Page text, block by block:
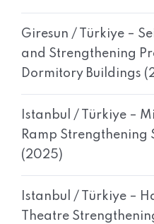
Giresun / Türkiye –
and Strengthening
Dormitory Buildings
Istanbul / Türkiye –
Ramp Strengthening
(2025)
Istanbul / Türkiye –
Theatre